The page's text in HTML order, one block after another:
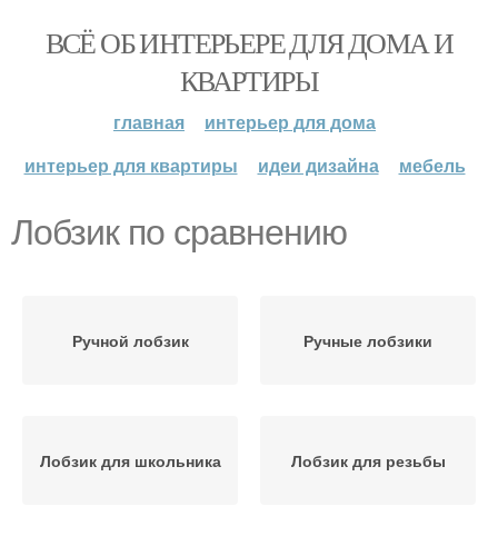
ВСЁ ОБ ИНТЕРЬЕРЕ ДЛЯ ДОМА И
КВАРТИРЫ
главная
интерьер для дома
интерьер для квартиры
идеи дизайна мебель
Лобзик по сравнению
Ручной лобзик Ручные лобзики
Лобзик для школьника Лобзик для резьбы